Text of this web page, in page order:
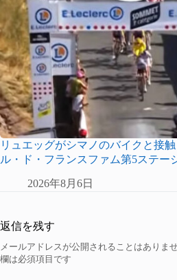
リュエッグがシマノのバイクと接
ル・ド・フランスファム第5ステー
2026年8月6日
返信を残す
メールアドレスが公開されることはありませ
欄は必須項目です